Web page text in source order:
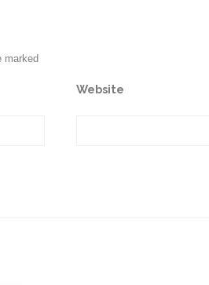
marked
Website